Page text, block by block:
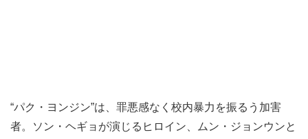
“パク・ヨンジン”は、罪悪感なく校内暴力を振るう加害
者。ソン・ヘギョが演じるヒロイン、ムン・ジョンウンと